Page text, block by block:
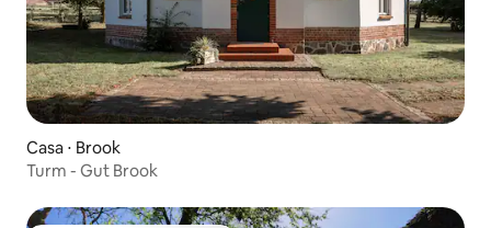
Casa ⋅ Brook
Turm - Gut Brook